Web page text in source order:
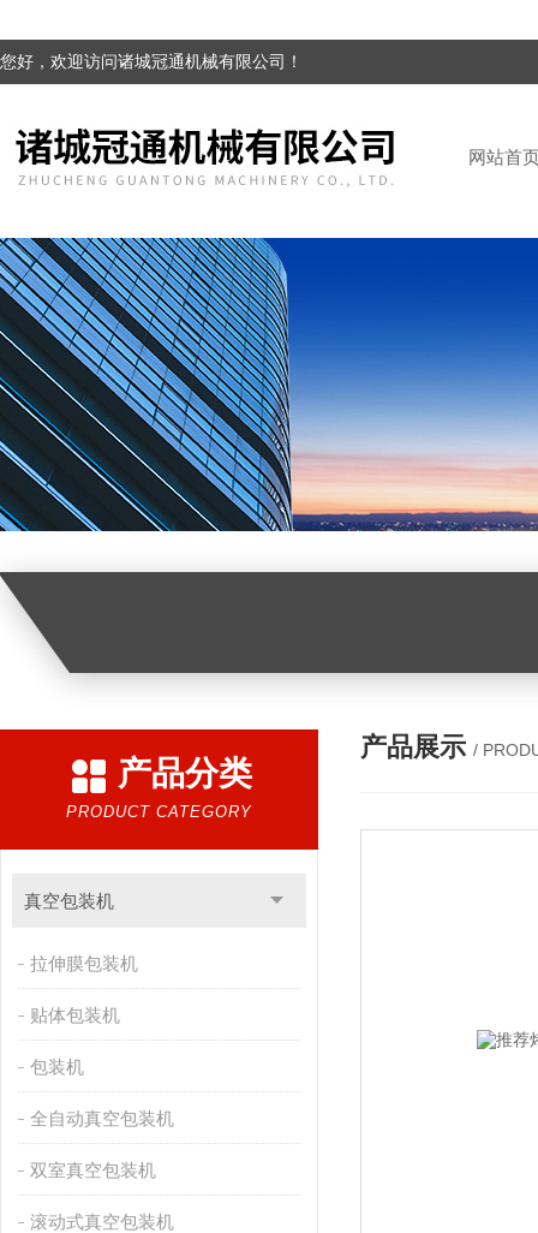
您好，欢迎访问诸城冠通机械有限公司！
网站首
产品分类
PRODUCT CATEGORY
真空包装机
拉伸膜包装机
贴体包装机
包装机
全自动真空包装机
双室真空包装机
滚动式真空包装机
产品展示 /